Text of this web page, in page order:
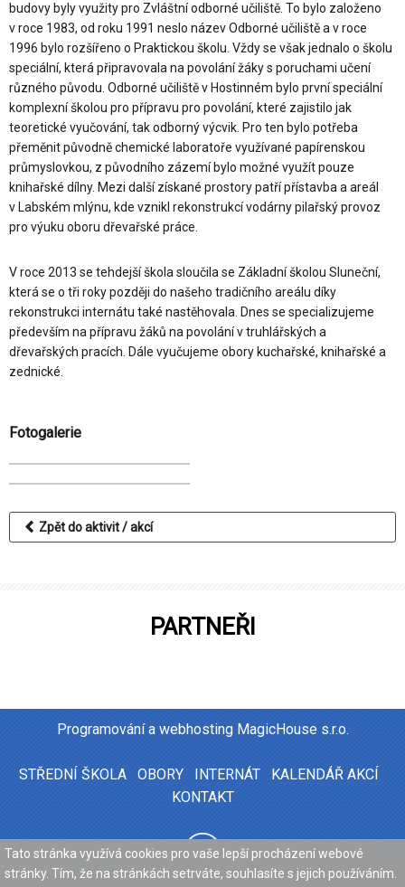
Tato stránka využívá cookies pro vaše lepší procházení webové
stránky. Tím, že na stránkách setrváte, souhlasíte s jejich používáním.
budovy byly využity pro Zvláštní odborné učiliště. To bylo založeno
v roce 1983, od roku 1991 neslo název Odborné učiliště a v roce
1996 bylo rozšířeno o Praktickou školu. Vždy se však jednalo o školu
speciální, která připravovala na povolání žáky s poruchami učení
různého původu. Odborné učiliště v Hostinném bylo první speciální
komplexní školou pro přípravu pro povolání, které zajistilo jak
teoretické vyučování, tak odborný výcvik. Pro ten bylo potřeba
přeměnit původně chemické laboratoře využívané papírenskou
průmyslovkou, z původního zázemí bylo možné využít pouze
knihařské dílny. Mezi další získané prostory patří přístavba a areál
v Labském mlýnu, kde vznikl rekonstrukcí vodárny pilařský provoz
pro výuku oboru dřevařské práce.
V roce 2013 se tehdejší škola sloučila se Základní školou Sluneční,
která se o tři roky později do našeho tradičního areálu díky
rekonstrukci internátu také nastěhovala. Dnes se specializujeme
především na přípravu žáků na povolání v truhlářských a
dřevařských pracích. Dále vyučujeme obory kuchařské, knihařské a
zednické.
Fotogalerie
Zpět do aktivit / akcí
PARTNEŘI
Programování a webhosting MagicHouse s.r.o.
STŘEDNÍ ŠKOLA OBORY INTERNÁT
KALENDÁŘ AKCÍ
KONTAKT
Potřebujete poradit?Zeptejte se našeho asis